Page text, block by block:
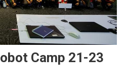
Camp 21-23